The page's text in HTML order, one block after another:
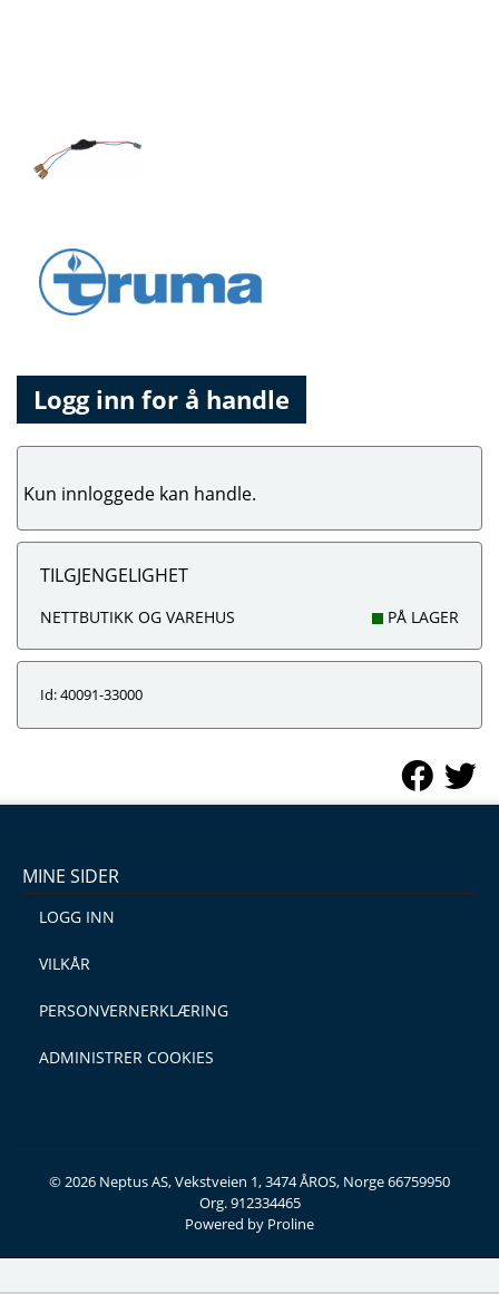
Logg inn for å handle
Kun innloggede kan handle.
TILGJENGELIGHET
NETTBUTIKK OG VAREHUS PÅ LAGER
Id: 40091-33000
MINE SIDER
LOGG INN
VILKÅR
PERSONVERNERKLÆRING
ADMINISTRER COOKIES
© 2026 Neptus AS, Vekstveien 1, 3474 ÅROS, Norge 66759950
Org. 912334465
Powered by Proline